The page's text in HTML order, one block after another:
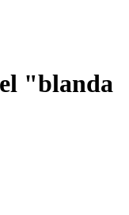
"blanda